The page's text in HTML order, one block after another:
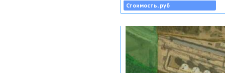
Стоимость, руб